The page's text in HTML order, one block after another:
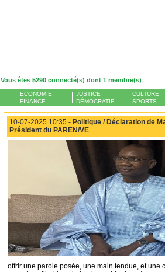
Vous êtes 5290 connecté(s) dont 1 membre(s)
ECONOMIE
FINANCE
JUSTICE
DÉMOCRATIE
CULTURE
SPORTS
10-07-2025 10:35 - Politique / Déclaration de
Président du PAREN/VE
offrir une parole posée, une main tendue, et une